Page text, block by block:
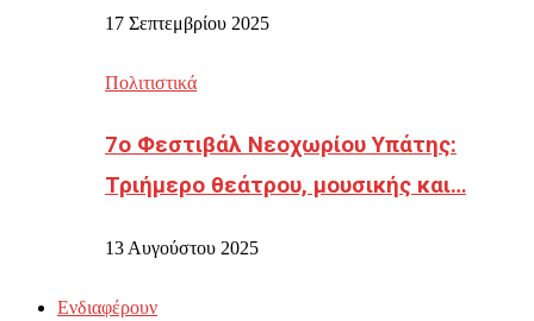
17 Σεπτεμβρίου 2025
Πολιτιστικά
7ο Φεστιβάλ Νεοχωρίου Υπάτης:
Τριήμερο θεάτρου, μουσικής και…
13 Αυγούστου 2025
Ενδιαφέρουν